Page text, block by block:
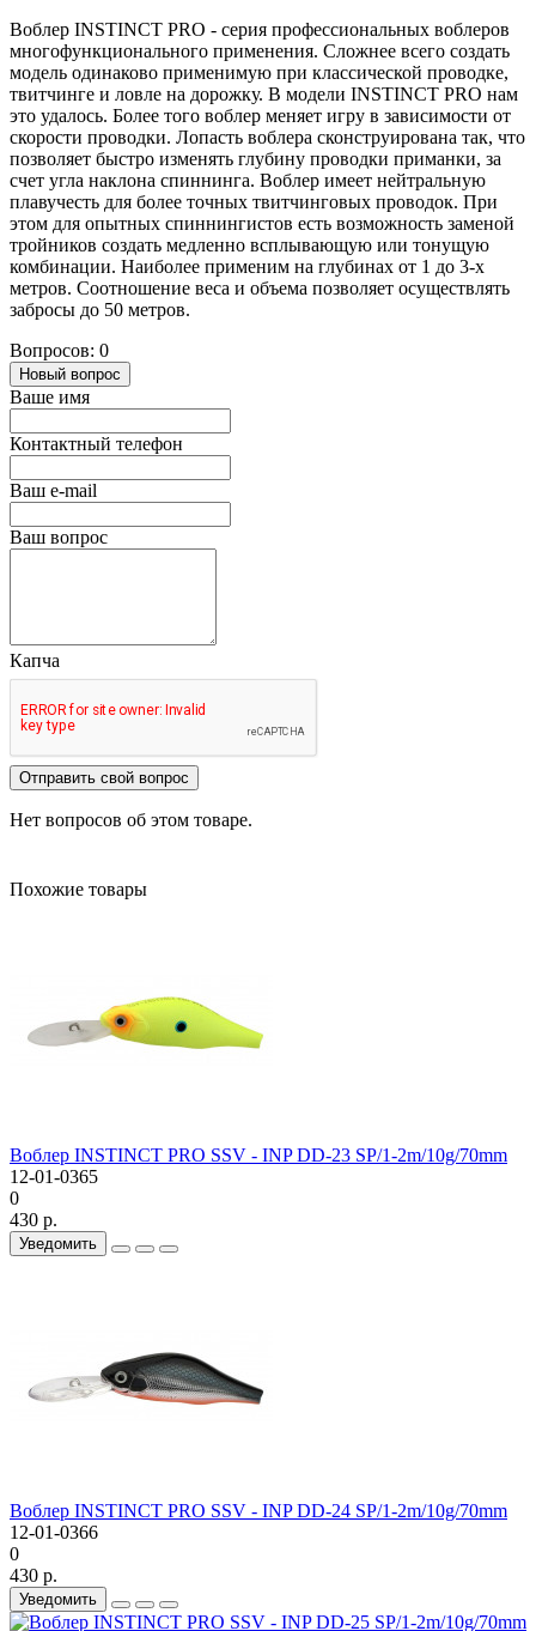
Воблер INSTINCT PRO - серия профессиональных воблеров
многофункционального применения. Сложнее всего создать
модель одинаково применимую при классической проводке,
твитчинге и ловле на дорожку. В модели INSTINCT PRO нам
это удалось. Более того воблер меняет игру в зависимости от
скорости проводки. Лопасть воблера сконструирована так, что
позволяет быстро изменять глубину проводки приманки, за
счет угла наклона спиннинга. Воблер имеет нейтральную
плавучесть для более точных твитчинговых проводок. При
этом для опытных спиннингистов есть возможность заменой
тройников создать медленно всплывающую или тонущую
комбинации. Наиболее применим на глубинах от 1 до 3-х
метров. Соотношение веса и объема позволяет осуществлять
забросы до 50 метров.
Вопросов: 0
Новый вопрос
Ваше имя
Контактный телефон
Ваш e-mail
Ваш вопрос
Капча
Отправить свой вопрос
Нет вопросов об этом товаре.
Похожие товары
Воблер INSTINCT PRO SSV - INP DD-23 SP/1-2m/10g/70mm
12-01-0365
0
430 р.
Уведомить
Воблер INSTINCT PRO SSV - INP DD-24 SP/1-2m/10g/70mm
12-01-0366
0
430 р.
Уведомить